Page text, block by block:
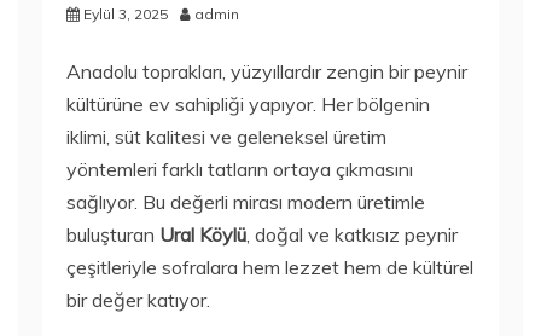
Eylül 3, 2025 admin
Anadolu toprakları, yüzyıllardır zengin bir peynir
kültürüne ev sahipliği yapıyor. Her bölgenin
iklimi, süt kalitesi ve geleneksel üretim
yöntemleri farklı tatların ortaya çıkmasını
sağlıyor. Bu değerli mirası modern üretimle
buluşturan Ural Köylü , doğal ve katkısız peynir
çeşitleriyle sofralara hem lezzet hem de kültürel
bir değer katıyor.